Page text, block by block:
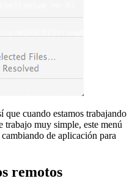
que cuando estamos trabajando
trabajo muy simple, este menú
de aplicación para
remotos